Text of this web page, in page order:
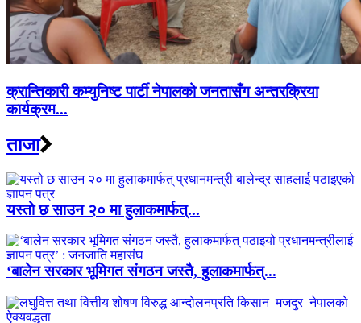
क्रान्तिकारी कम्युनिष्ट पार्टी नेपालको जनतासँग अन्तरक्रिया
कार्यक्रम...
ताजा
यस्तो छ साउन २० मा हुलाकमार्फत्...
‘बालेन सरकार भूमिगत संगठन जस्तै, हुलाकमार्फत्...